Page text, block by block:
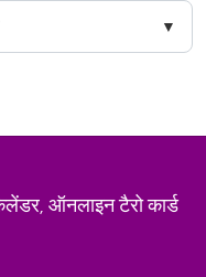
ऑनलाइन टैरो कार्ड